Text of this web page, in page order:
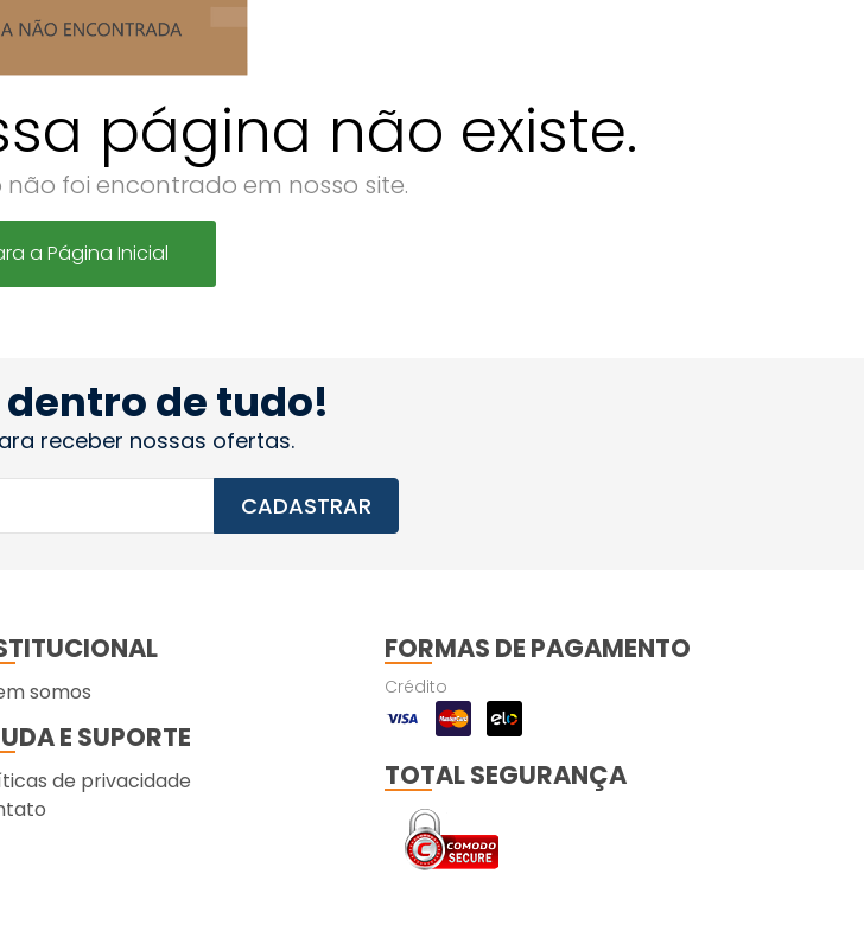
página não existe.
foi encontrado em nosso site.
a Página Inicial
de tudo!
receber nossas ofertas.
CADASTRAR
somos
E SUPORTE
de privacidade
FORMAS DE PAGAMENTO
Crédito
TOTAL SEGURANÇA